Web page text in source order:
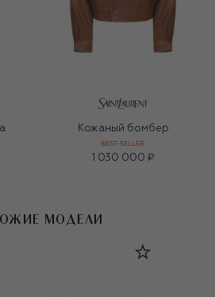
Кожаный бомбер
BEST-SELLER
1 030 000 ₽
МОДЕЛИ